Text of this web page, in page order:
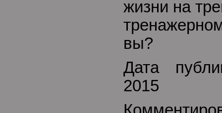
жизни на
вы?
Дата
2015